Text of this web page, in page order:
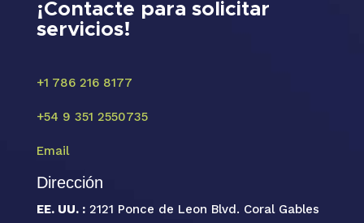
¡Contacte para solicitar
servicios!
+1 786 216 8177
+54 9 351 2550735
Email
Dirección
EE. UU. : 2121 Ponce de Leon Blvd. Coral Gables